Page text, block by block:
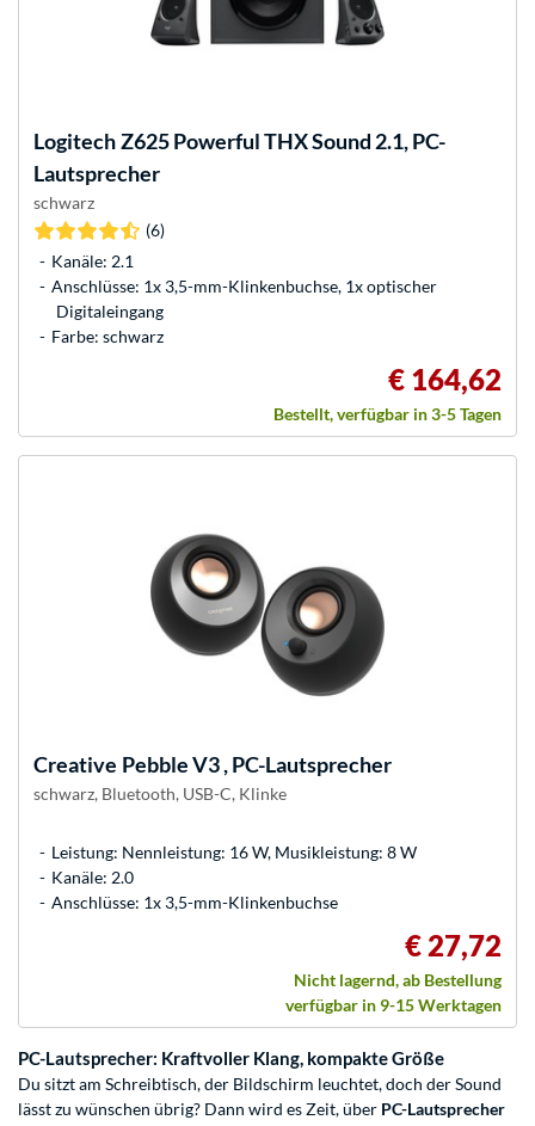
LogitechZ625 Powerful THX Sound 2.1, PC-
Lautsprecher
schwarz
(6)
Kanäle: 2.1
Anschlüsse: 1x 3,5-mm-Klinkenbuchse, 1x optischer
Digitaleingang
Farbe: schwarz
€ 164,62
Bestellt, verfügbar in 3-5 Tagen
Creative Pebble V3 , PC-Lautsprecher
schwarz, Bluetooth, USB-C, Klinke
Leistung: Nennleistung: 16 W, Musikleistung: 8 W
Kanäle: 2.0
Anschlüsse: 1x 3,5-mm-Klinkenbuchse
€ 27,72
Nicht lagernd, ab Bestellung
verfügbar in 9-15 Werktagen
PC-Lautsprecher: Kraftvoller Klang, kompakte Größe
Du sitzt am Schreibtisch, der Bildschirm leuchtet, doch der Sound
lässt zu wünschen übrig? Dann wird es Zeit, über PC-Lautsprecher